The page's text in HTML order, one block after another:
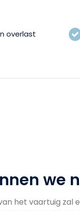
overlast
we
het vaartuig zal